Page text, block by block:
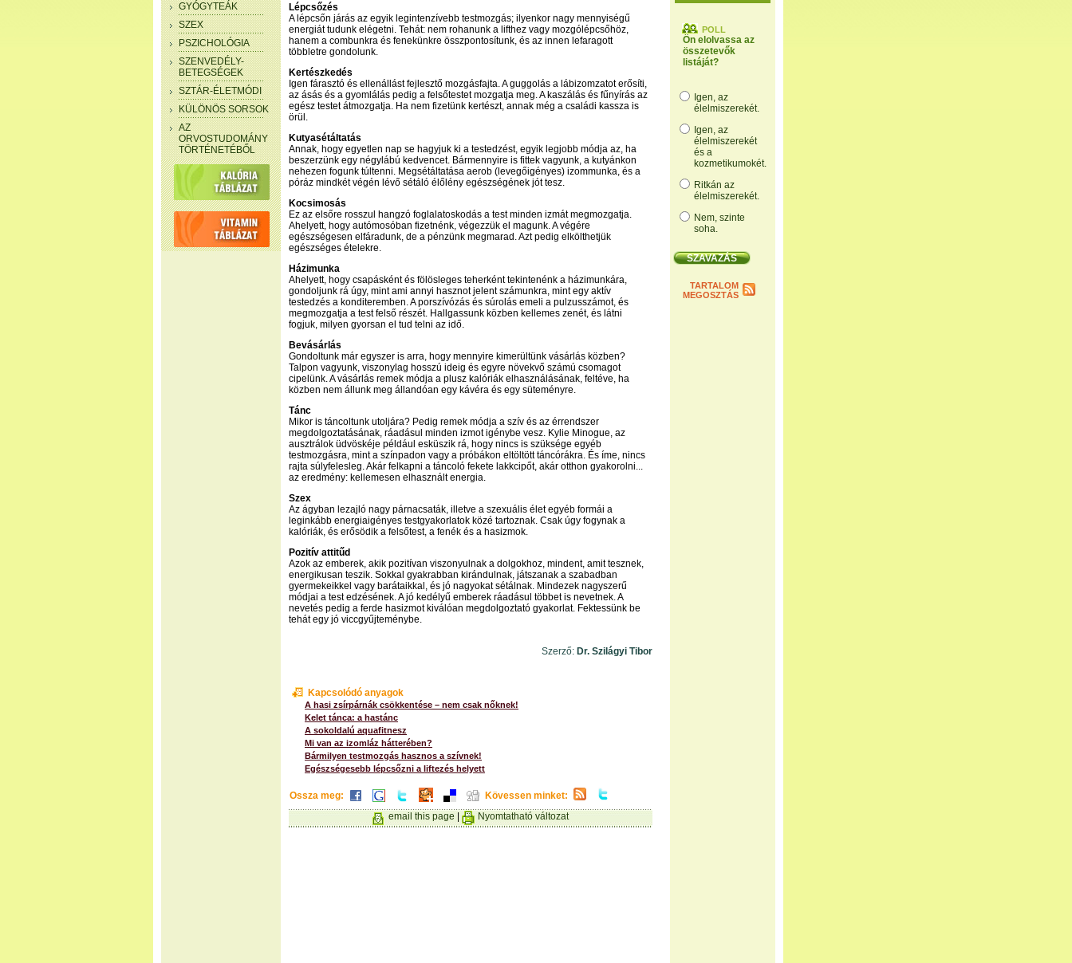
POLL
Ön elolvassa az
összetevők
listáját?
Igen, az
élelmiszerekét.
Igen, az
élelmiszerekét
és a
kozmetikumokét.
Ritkán az
élelmiszerekét.
Nem, szinte
soha.
TARTALOM
MEGOSZTÁS
GYÓGYTEÁK
SZEX
PSZICHOLÓGIA
SZENVEDÉLY-
BETEGSÉGEK
SZTÁR-ÉLETMÓDI
KÜLÖNÖS SORSOK
AZ
ORVOSTUDOMÁNY
TÖRTÉNETÉBŐL
Lépcsőzés
A lépcsőn járás az egyik legintenzívebb testmozgás; ilyenkor nagy mennyiségű
energiát tudunk elégetni. Tehát: nem rohanunk a lifthez vagy mozgólépcsőhöz,
hanem a combunkra és fenekünkre összpontosítunk, és az innen lefaragott
többletre gondolunk.
Kertészkedés
Igen fárasztó és ellenállást fejlesztő mozgásfajta. A guggolás a lábizomzatot erősíti,
az ásás és a gyomlálás pedig a felsőtestet mozgatja meg. A kaszálás és fűnyírás az
egész testet átmozgatja. Ha nem fizetünk kertészt, annak még a családi kassza is
örül.
Kutyasétáltatás
Annak, hogy egyetlen nap se hagyjuk ki a testedzést, egyik legjobb módja az, ha
beszerzünk egy négylábú kedvencet. Bármennyire is fittek vagyunk, a kutyánkon
nehezen fogunk túltenni. Megsétáltatása aerob (levegőigényes) izommunka, és a
póráz mindkét végén lévő sétáló élőlény egészségének jót tesz.
Kocsimosás
Ez az elsőre rosszul hangzó foglalatoskodás a test minden izmát megmozgatja.
Ahelyett, hogy autómosóban fizetnénk, végezzük el magunk. A végére
egészségesen elfáradunk, de a pénzünk megmarad. Azt pedig elkölthetjük
egészséges ételekre.
Házimunka
Ahelyett, hogy csapásként és fölösleges teherként tekintenénk a házimunkára,
gondoljunk rá úgy, mint ami annyi hasznot jelent számunkra, mint egy aktív
testedzés a konditeremben. A porszívózás és súrolás emeli a pulzusszámot, és
megmozgatja a test felső részét. Hallgassunk közben kellemes zenét, és látni
fogjuk, milyen gyorsan el tud telni az idő.
Bevásárlás
Gondoltunk már egyszer is arra, hogy mennyire kimerültünk vásárlás közben?
Talpon vagyunk, viszonylag hosszú ideig és egyre növekvő számú csomagot
cipelünk. A vásárlás remek módja a plusz kalóriák elhasználásának, feltéve, ha
közben nem állunk meg állandóan egy kávéra és egy süteményre.
Tánc
Mikor is táncoltunk utoljára? Pedig remek módja a szív és az érrendszer
megdolgoztatásának, ráadásul minden izmot igénybe vesz. Kylie Minogue, az
ausztrálok üdvöskéje például esküszik rá, hogy nincs is szüksége egyéb
testmozgásra, mint a színpadon vagy a próbákon eltöltött táncórákra. És íme, nincs
rajta súlyfelesleg. Akár felkapni a táncoló fekete lakkcipőt, akár otthon gyakorolni...
az eredmény: kellemesen elhasznált energia.
Szex
Az ágyban lezajló nagy párnacsaták, illetve a szexuális élet egyéb formái a
leginkább energiaigényes testgyakorlatok közé tartoznak. Csak úgy fogynak a
kalóriák, és erősödik a felsőtest, a fenék és a hasizmok.
Pozitív attitűd
Azok az emberek, akik pozitívan viszonyulnak a dolgokhoz, mindent, amit tesznek,
energikusan teszik. Sokkal gyakrabban kirándulnak, játszanak a szabadban
gyermekeikkel vagy barátaikkal, és jó nagyokat sétálnak. Mindezek nagyszerű
módjai a test edzésének. A jó kedélyű emberek ráadásul többet is nevetnek. A
nevetés pedig a ferde hasizmot kiválóan megdolgoztató gyakorlat. Fektessünk be
tehát egy jó viccgyűjteménybe.
Szerző: Dr. Szilágyi Tibor
Kapcsolódó anyagok
A hasi zsírpárnák csökkentése – nem csak nőknek!
Kelet tánca: a hastánc
A sokoldalú aquafitnesz
Mi van az izomláz hátterében?
Bármilyen testmozgás hasznos a szívnek!
Egészségesebb lépcsőzni a liftezés helyett
Ossza meg:
Kövessen minket:
email this page
Nyomtatható változat